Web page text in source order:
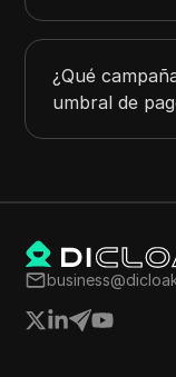
¿Qué
umbral de